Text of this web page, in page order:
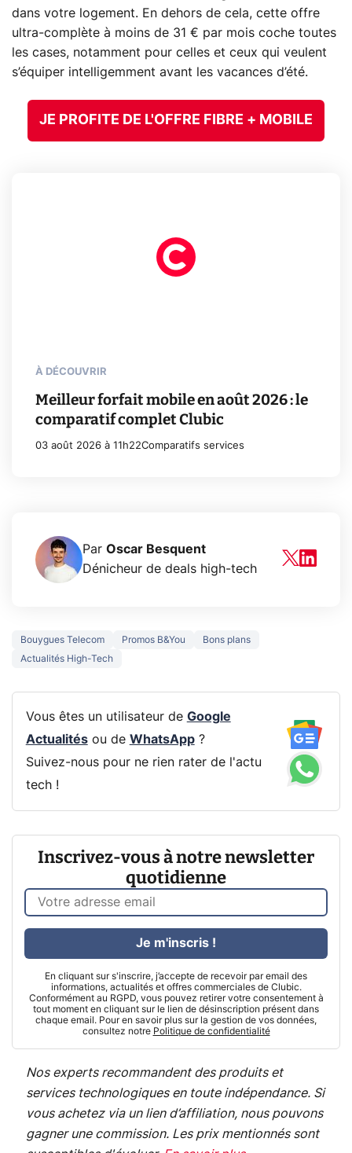
dans votre logement. En dehors de cela, cette offre
ultra-complète à moins de 31 € par mois coche toutes
les cases, notamment pour celles et ceux qui veulent
s’équiper intelligemment avant les vacances d’été.
JE PROFITE DE L'OFFRE FIBRE + MOBILE
À DÉCOUVRIR
Meilleur forfait mobile en août 2026 : le
comparatif complet Clubic
03 août 2026 à 11h22Comparatifs services
Par Oscar Besquent
Dénicheur de deals high-tech
Bouygues Telecom Promos B&You
Bons plans
Actualités High-Tech
Vous êtes un utilisateur de Google
Actualitésou de WhatsApp?
Suivez-nous pour ne rien rater de l'actu
tech !
Inscrivez-vous à notre newsletter
quotidienne
En cliquant sur s'inscrire, j’accepte de recevoir par email des
informations, actualités et offres commerciales de Clubic.
Conformément au RGPD, vous pouvez retirer votre consentement à
tout moment en cliquant sur le lien de désinscription présent dans
chaque email. Pour en savoir plus sur la gestion de vos données,
consultez notre Politique de confidentialité
Je m'inscris !
Nos experts recommandent des produits et
services technologiques en toute indépendance. Si
vous achetez via un lien d’affiliation, nous pouvons
gagner une commission. Les prix mentionnés sont